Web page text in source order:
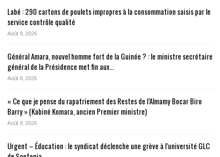
Labé : 290 cartons de poulets impropres à la consommation saisis par le
service contrôle qualité
Août 8, 2026
Général Amara, nouvel homme fort de la Guinée ? : le ministre secrétaire
général de la Présidence met fin aux…
Août 8, 2026
« Ce que je pense du rapatriement des Restes de l’Almamy Bocar Biro
Barry » (Kabiné Komara, ancien Premier ministre)
Août 8, 2026
Urgent – Éducation : le syndicat déclenche une grève à l’université GLC